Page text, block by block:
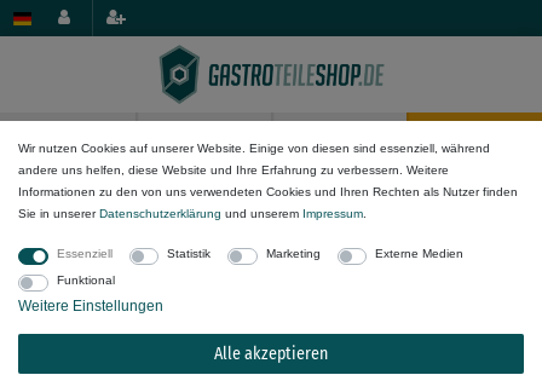
Mechanik-Komponenten Knebel & Drehknöpfe
Wir nutzen Cookies auf unserer Website. Einige von diesen sind essenziell, während
andere uns helfen, diese Website und Ihre Erfahrung zu verbessern. Weitere
Informationen zu den von uns verwendeten Cookies und Ihren Rechten als Nutzer finden
Sie in unsererDaten­schutz­erklärung und unserem Impressum
Essenziell Statistik Marketing
Externe Medien
Funktional
Weitere Einstellungen
Alle akzeptieren